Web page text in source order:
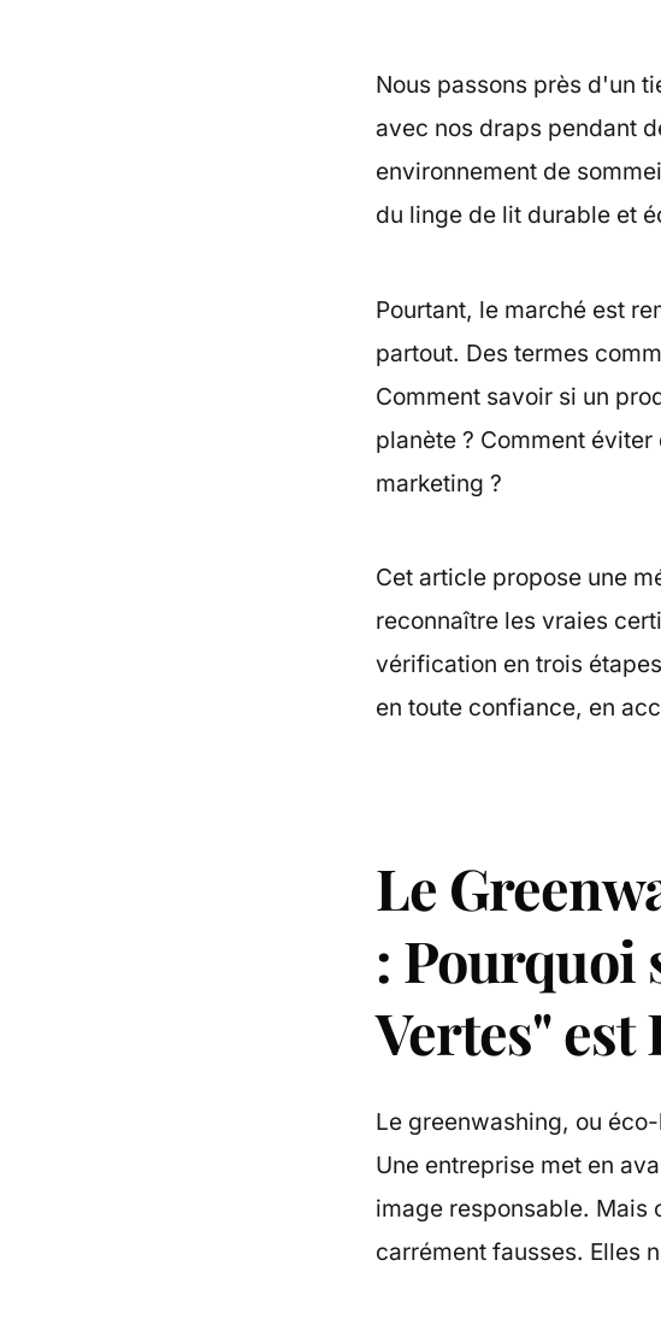
Nous passons près d'un
avec nos draps pendant
environnement de
du linge de lit durable et
Pourtant, le marché est
partout. Des termes
Comment savoir si un
planète ? Comment
marketing ?
Cet article propose une
reconnaître les vraies
vérification en trois
en toute confiance, en
Le
: Pourquoi
Vertes" est
Le greenwashing, ou
Une entreprise met en
image responsable. Mais
carrément fausses. Elles